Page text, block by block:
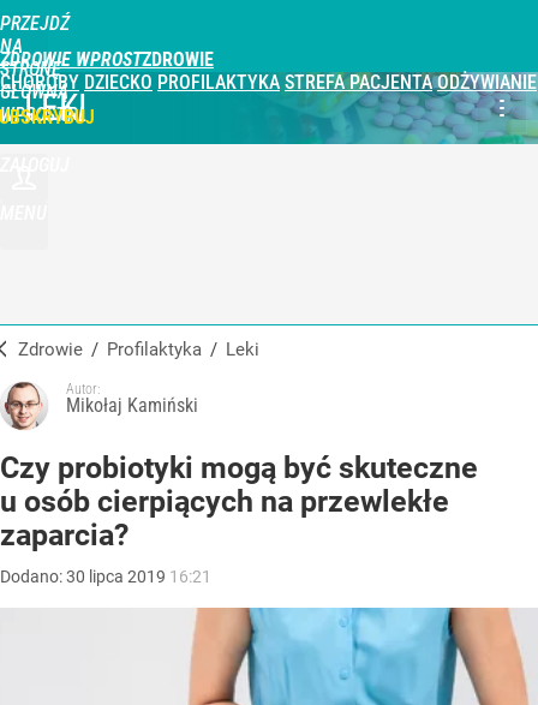
PRZEJDŹ
NA
STRONĘ
GŁÓWNĄ
WPROST.PL
ZDROWIE WPROST
CHOROBY DZIECKO PROFILAKTYKA STREFA PACJENTA ODŻYWIANIE
LEKI
Zdrowie / Profilaktyka / Leki
Autor:
Mikołaj Kamiński
Czy probiotyki mogą być skuteczne
u osób cierpiących na przewlekłe
zaparcia?
Dodano:30 lipca 2019 16:21